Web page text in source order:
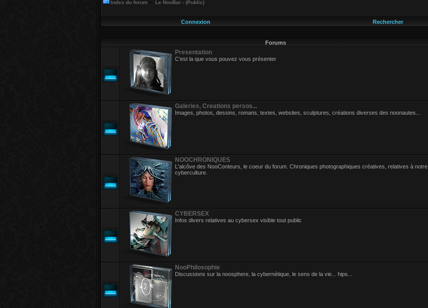
Index du forum » Le NooBar - (Public)
Connexion Rechercher
Forums
Presentation
C'est la que vous pouvez vous présenter
Galeries, Creations persos...
Images, photos, dessins, romans, textes, websites, sculptures, créations diverses des noonautes...
NOOCHRONIQUES
L'alcôve des NooConteurs, le coeur du forum. Chroniques photographiques créatives, relatives à notre
cyberculture.
CYBERSEX
Infos divers relatives au cybersex visible tout public
NooPhilosophie
Discussions sur la noosphere, la cybernétique, le sens de la vie... hips...